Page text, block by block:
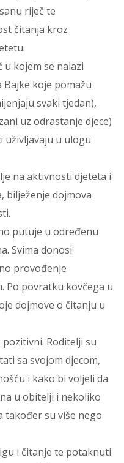
riječ te
čitanja kroz
u kojem se nalazi
koje pomažu
svaki tjedan),
uz odrastanje djece)
uživljavaju u ulogu
na aktivnosti djeteta i
bilježenje dojmova
putuje u određenu
Svima donosi
provođenje
Po povratku kovčega u
dojmove o čitanju u
Roditelji su
sa svojom djecom,
i kako bi voljeli da
u obitelji i nekoliko
također su više nego
i čitanje te potaknuti